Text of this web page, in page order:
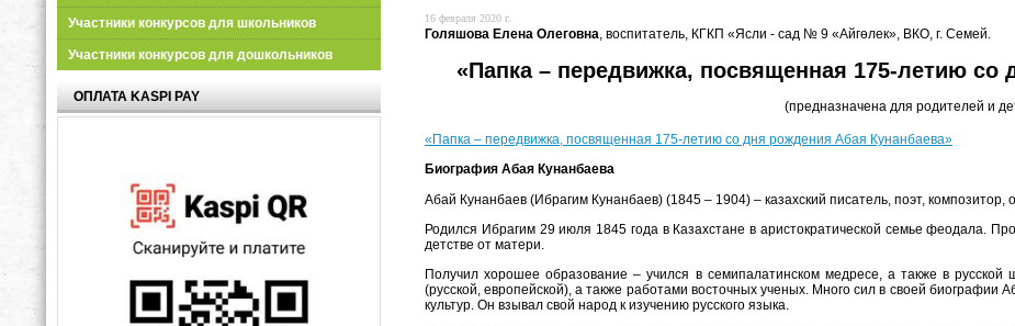
Участники конкурсов для школьников
Участники конкурсов для дошкольников
ОПЛАТА KASPI PAY
16 февраля 2020 г.
Голяшова Елена Олеговна , воспитатель, КГКП «Ясли - сад № 9 «Айгөлек», ВКО, г. Семей.
«Папка – передвижка, посвященная 175-летию со
(предназначена для родителей и
«Папка – передвижка, посвященная 175-летию со дня рождения Абая Кунанбаева»
Биография Абая Кунанбаева
Абай Кунанбаев (Ибрагим Кунанбаев) (1845 – 1904) – казахский писатель, поэт, композитор,
Родился Ибрагим 29 июля 1845 года в Казахстане в аристократической семье феодала.
детстве от матери.
Получил хорошее образование – учился в семипалатинскоммедресе, а также в русской
(русской, европейской), а также работами восточных ученых. Много сил в своей биографии
культур. Он взывал свой народ к изучению русского языка.